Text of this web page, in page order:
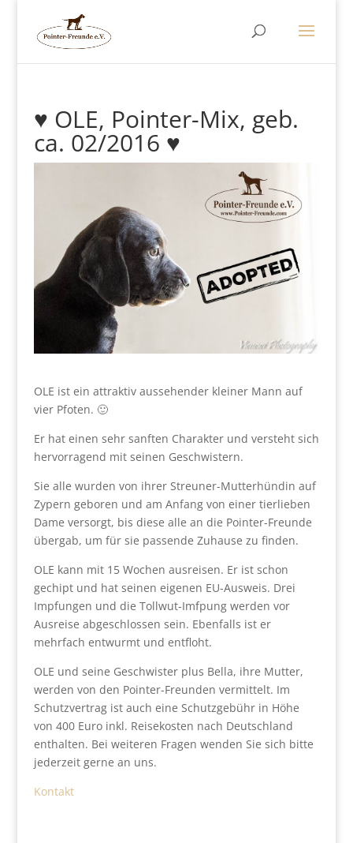
♥ OLE, Pointer-Mix, geb.
ca. 02/2016 ♥
OLE ist ein attraktiv aussehender kleiner Mann auf
vier Pfoten. 🙂
Er hat einen sehr sanften Charakter und versteht sich
hervorragend mit seinen Geschwistern.
Sie alle wurden von ihrer Streuner-Mutterhündin auf
Zypern geboren und am Anfang von einer tierlieben
Dame versorgt, bis diese alle an die Pointer-Freunde
übergab, um für sie passende Zuhause zu finden.
OLE kann mit 15 Wochen ausreisen. Er ist schon
gechipt und hat seinen eigenen EU-Ausweis. Drei
Impfungen und die Tollwut-Imfpung werden vor
Ausreise abgeschlossen sein. Ebenfalls ist er
mehrfach entwurmt und entfloht.
OLE und seine Geschwister plus Bella, ihre Mutter,
werden von den Pointer-Freunden vermittelt. Im
Schutzvertrag ist auch eine Schutzgebühr in Höhe
von 400 Euro inkl. Reisekosten nach Deutschland
enthalten. Bei weiteren Fragen wenden Sie sich bitte
jederzeit gerne an uns.
Kontakt